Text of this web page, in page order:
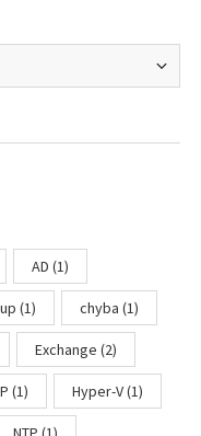
AD (1)
(1) chyba (1)
Exchange (2)
(1) Hyper-V(1)